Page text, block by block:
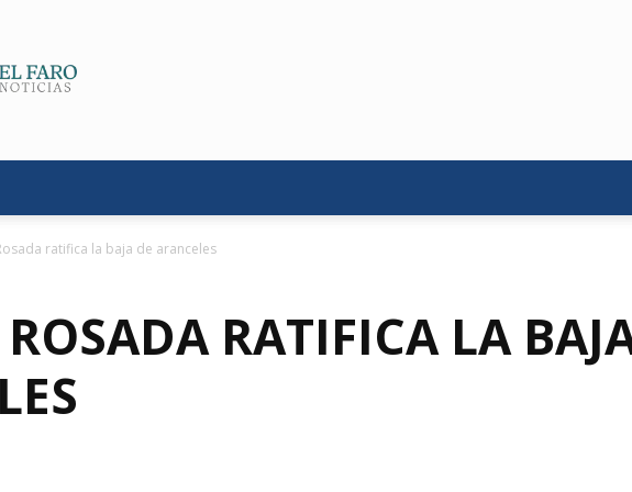
ratifica la baja de aranceles
RATIFICA LA